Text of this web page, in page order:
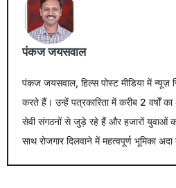
पंकज जयसवाल
पंकज जयसवाल, हिल्स पोस्ट मीडिया में न्यूज़
करते हैं। उन्हें पत्रकारिता में करीब 2 वर्षों
सेवी संगठनों से जुड़े रहे हैं और हजारों युवाओं
साथ रोजगार दिलवाने में महत्वपूर्ण भूमिका